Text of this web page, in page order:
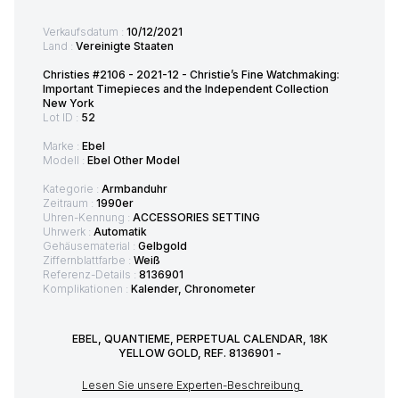
Verkaufsdatum : 10/12/2021
Land : Vereinigte Staaten
Christies #2106 - 2021-12 - Christie’s Fine Watchmaking:
Important Timepieces and the Independent Collection
New York
Lot ID : 52
Marke : Ebel
Modell : Ebel Other Model
Kategorie : Armbanduhr
Zeitraum : 1990er
Uhren-Kennung : ACCESSORIES SETTING
Uhrwerk : Automatik
Gehäusematerial : Gelbgold
Ziffernblattfarbe : Weiß
Referenz-Details : 8136901
Komplikationen : Kalender, Chronometer
EBEL, QUANTIEME, PERPETUAL CALENDAR, 18K
YELLOW GOLD, REF. 8136901 -
Lesen Sie unsere Experten-Beschreibung